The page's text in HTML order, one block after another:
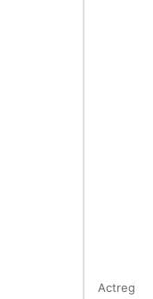
Actreg